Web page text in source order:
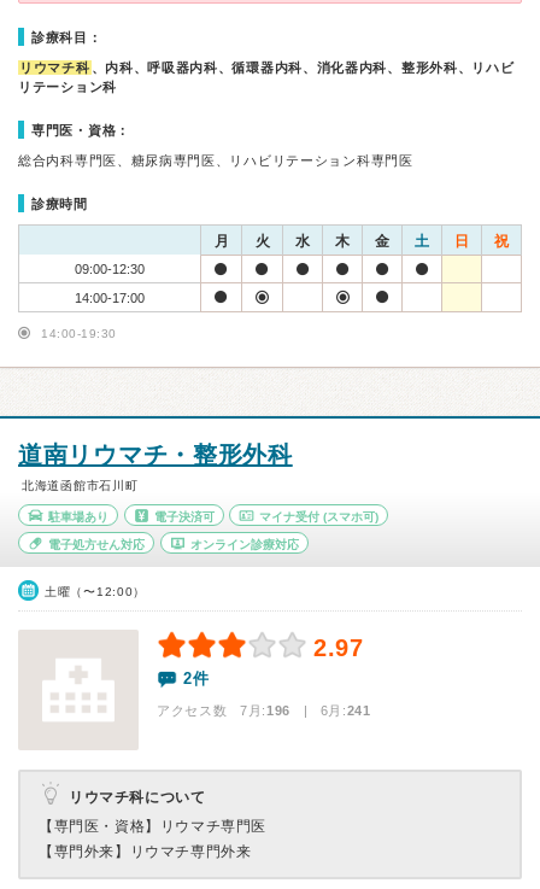
診療科目：
リウマチ科 、内科、呼吸器内科、循環器内科、消化器内科、整形外科、リハビ
リテーション科
専門医・資格：
総合内科専門医、糖尿病専門医、リハビリテーション科専門医
診療時間
月 火 水 木 金 土 日 祝
09:00-12:30
14:00-17:00
14:00-19:30
道南リウマチ・整形外科
北海道函館市石川町
駐車場あり 電子決済可 マイナ受付 (スマホ可)
電子処方せん対応 オンライン診療対応
土曜（〜12:00）
2.97
2件
アクセス数 7月:196 | 6月:241
リウマチ科について
【専門医・資格】
リウマチ専門医
【専門外来】
リウマチ専門外来